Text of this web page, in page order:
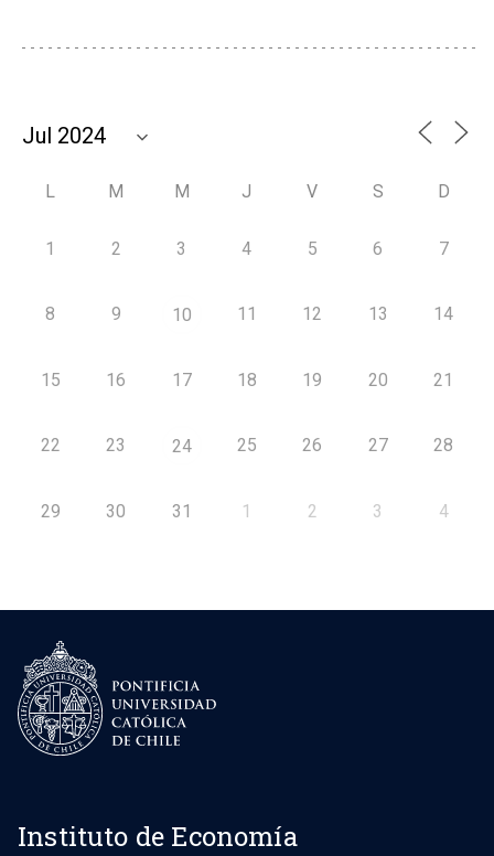
L M M J V S D
1 2 3 4 5 6 7
8 9 10 11 12 13 14
15 16 17 18 19 20 21
22 23 24 25 26 27 28
29 30 31 1 2 3 4
Instituto de Economía